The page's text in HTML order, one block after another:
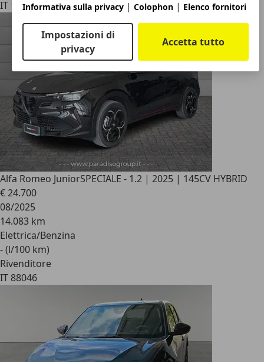
Informativa sulla privacy | Colophon | Elenco fornitori
Impostazioni di
privacy
Accetta tutto
IT 10136
Alfa Romeo JuniorSPECIALE - 1.2 | 2025 | 145CV HYBRID
€ 24.700
08/2025
14.083 km
Elettrica/Benzina
- (l/100 km)
Rivenditore
IT 88046